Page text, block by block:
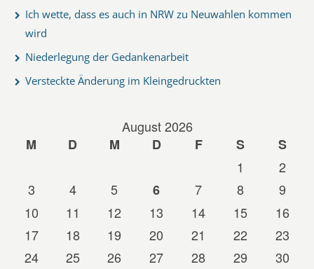
Ich wette, dass es auch in NRW zu Neuwahlen kommen
wird
Niederlegung der Gedankenarbeit
Versteckte Änderung im Kleingedruckten
August 2026
M
D M D F S
S
1
2
3
4 5 6 7 8
9
10
11 12 13 14 15
16
17
18 19 20 21 22
23
24
25 26 27 28 29
30